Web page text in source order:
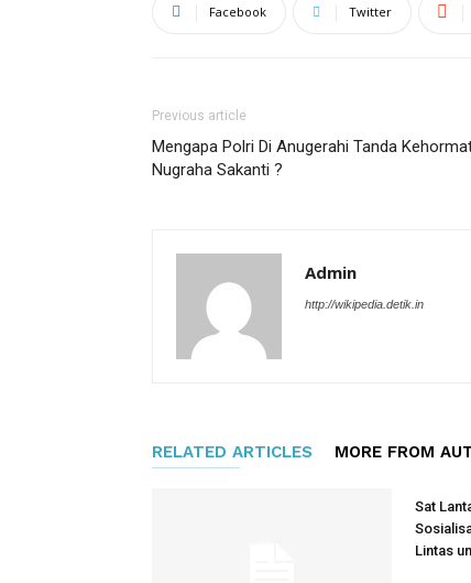
Facebook Twitter
Previous article
Mengapa Polri Di Anugerahi Tanda
Nugraha Sakanti ?
Admin
http://wikipedia.detik.in
RELATED ARTICLES MORE FROM
Sat
Lintas